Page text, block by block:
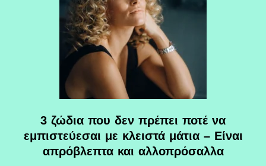
3 ζώδια που δεν πρέπει ποτέ να
εμπιστεύεσαι με κλειστά μάτια – Είναι
απρόβλεπτα και αλλοπρόσαλλα